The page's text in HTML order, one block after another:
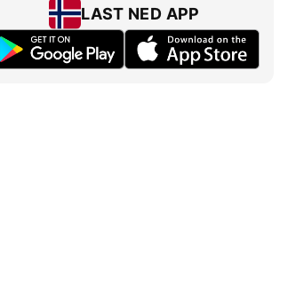
LAST NED APP